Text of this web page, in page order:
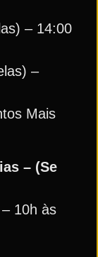
– 14:00
–
Mais
– (Se
10h às